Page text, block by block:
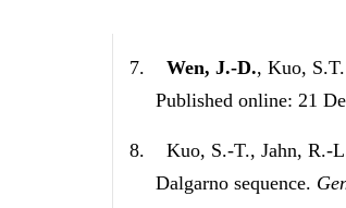
7. Wen, J.-D., Kuo,
Published online: 21
8. Kuo, S.-T., Jahn, R.-
Dalgarno sequence.